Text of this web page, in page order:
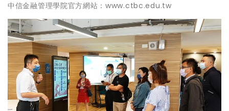
中信金融管理學院官方網站：www.ctbc.edu.tw